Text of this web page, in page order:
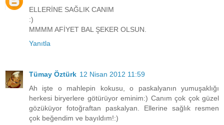
ELLERİNE SAĞLIK CANIM
:)
MMMM AFİYET BAL ŞEKER OLSUN.
Yanıtla
Tümay Öztürk 12 Nisan 2012 11:59
Ah işte o mahlepin kokusu, o paskalyanın yumuşaklığı
herkesi biryerlere götürüyor eminim:) Canım çok çok güzel
gözüküyor fotoğraftan paskalyan. Ellerine sağlık resmen
çok beğendim ve bayıldım!:)